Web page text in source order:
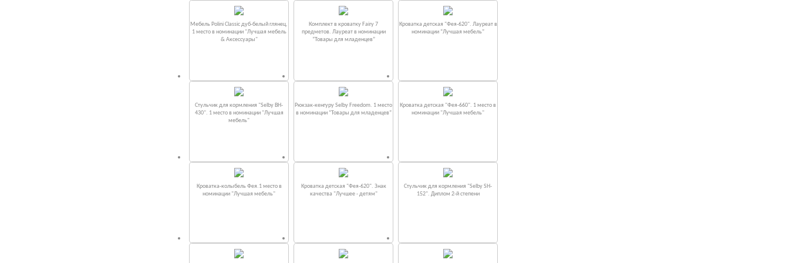
Мебель Polini Classic дуб-белый глянец.
1 место в номинации "Лучшая мебель
& Аксессуары"
Комплект в кроватку Fаiry 7
предметов. Лауреат в номинации
“Товары для младенцев”
Кроватка детская "Фея-620". Лауреат в
номинации “Лучшая мебель”
Стульчик для кормления "Selby BH-
430". 1 место в номинации "Лучшая
мебель"
Рюкзак-кенгуру Selby Freedom. 1 место
в номинации “Товары для младенцев”
Кроватка детская "Фея-660". 1 место в
номинации "Лучшая мебель"
Кроватка-колыбель Фея.1 место в
номинации "Лучшая мебель"
Кроватка детская "Фея-620". Знак
качества "Лучшее - детям"
Стульчик для кормления "Selby SH-
152". Диплом 2-й степени